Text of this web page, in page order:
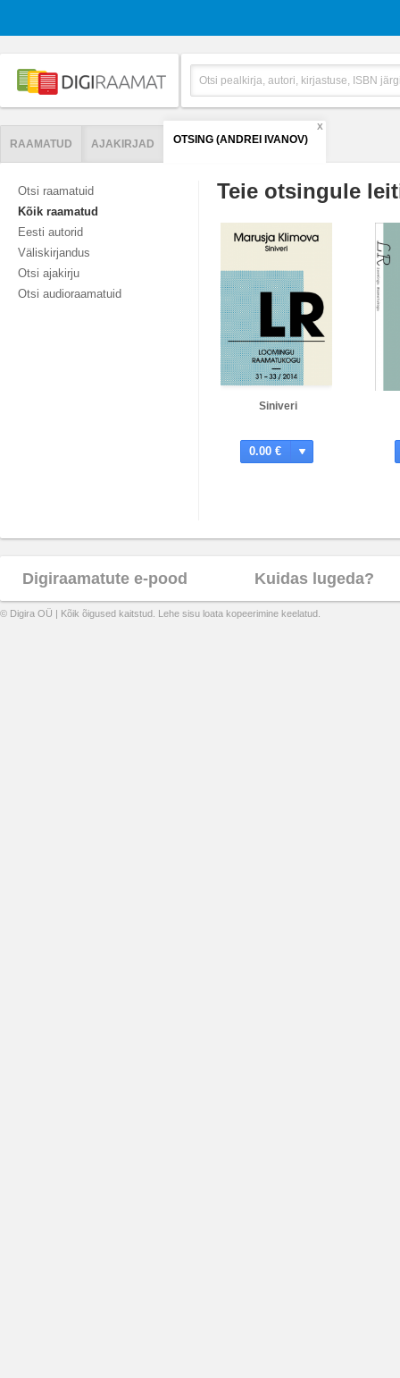
RAAMATUD AJAKIRJAD OTSING (ANDREI IVANOV)
X
Otsi raamatuid
Kõik raamatud
Eesti autorid
Väliskirjandus
Otsi ajakirju
Otsi audioraamatuid
Teie otsingule
Siniveri
0.00 €
Digiraamatute e-pood Kuidas lugeda?
© Digira OÜ | Kõik õigused kaitstud. Lehe sisu loata kopeerimine keelatud.